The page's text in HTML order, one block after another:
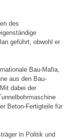
des
geführt, obwohl er
Bau-Mafia,
aus den Bau-
dabei der
Beton-Fertigteile für
in Politik und